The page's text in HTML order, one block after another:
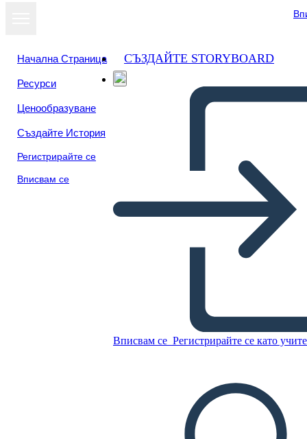
Начална Страница
Ресурси
Ценообразуване
Създайте История
Регистрирайте се
Вписвам се
СЪЗДАЙТЕ STORYBOARD
Вписвам се Регистрирайте се като
Копирайте този Storyboard
СЪЗДАЙТЕ СЦЕНАРИЙ
ЧЕТИ МИ